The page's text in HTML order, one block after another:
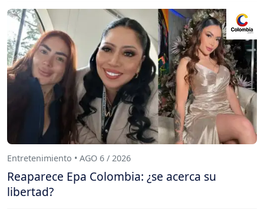
Entretenimiento • AGO 6 / 2026
Reaparece Epa Colombia: ¿se acerca su
libertad?